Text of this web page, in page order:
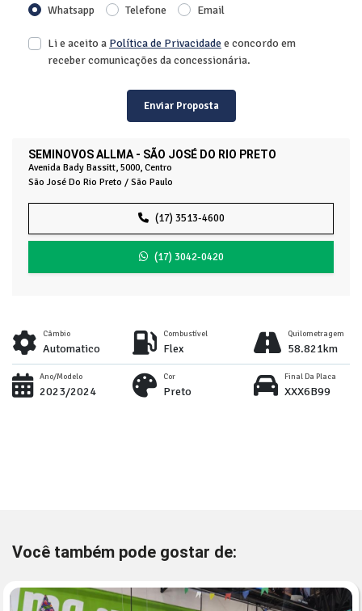
SEMINOVOS ALLMA - SÃO JOSÉ DO RIO PRETO
Avenida Bady Bassitt, 5000, Centro
São José Do Rio Preto / São Paulo
(17) 3513-4600
(17) 3042-0420
Whatsapp
Telefone Email
Li e aceito a Política de Privacidadee concordo em
receber comunicações da concessionária.
Enviar Proposta
Câmbio
Automatico
Combustível
Flex
Quilometragem
58.821km
Ano/Modelo
2023/2024
Cor
Preto
Final Da Placa
XXX6B99
Você também pode gostar de: